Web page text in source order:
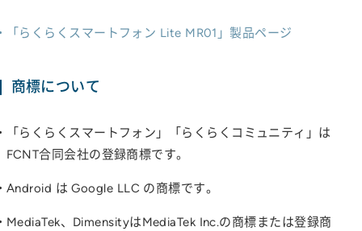
「らくらくスマートフォン Lite MR01」製品ページ
商標について
「らくらくスマートフォン」「らくらくコミュニティ」は
FCNT合同会社の登録商標です。
Android は Google LLC の商標です。
MediaTek、DimensityはMediaTek Inc.の商標または登録商